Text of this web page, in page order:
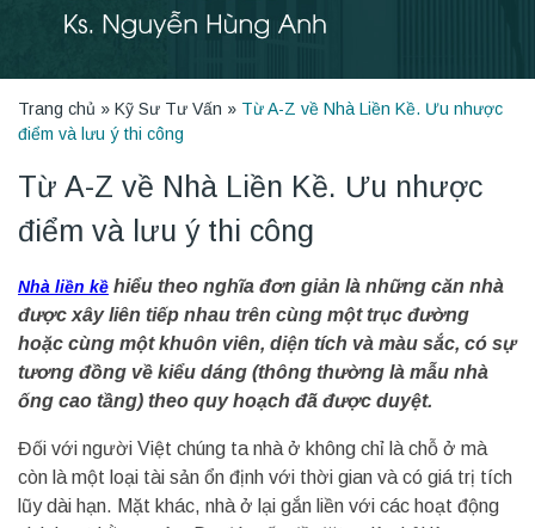
Trang chủ » Kỹ Sư Tư Vấn » Từ A-Z về Nhà Liền Kề. Ưu nhược
điểm và lưu ý thi công
Từ A-Z về Nhà Liền Kề. Ưu nhược
điểm và lưu ý thi công
Nhà liền kề hiểu theo nghĩa đơn giản là những căn nhà
được xây liên tiếp nhau trên cùng một trục đường
hoặc cùng một khuôn viên, diện tích và màu sắc, có sự
tương đồng về kiểu dáng (thông thường là mẫu nhà
ống cao tầng) theo quy hoạch đã được duyệt.
Đối với người Việt chúng ta nhà ở không chỉ là chỗ ở mà
còn là một loại tài sản ổn định với thời gian và có giá trị tích
lũy dài hạn. Mặt khác, nhà ở lại gắn liền với các hoạt động